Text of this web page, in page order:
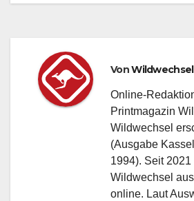
VonWildwechsel
Online-
Printmagazin
Wildwechsel
(Ausgabe
1994). Seit
Wildwechsel
online. Laut